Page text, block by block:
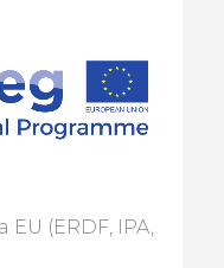
(ERDF, IPA,